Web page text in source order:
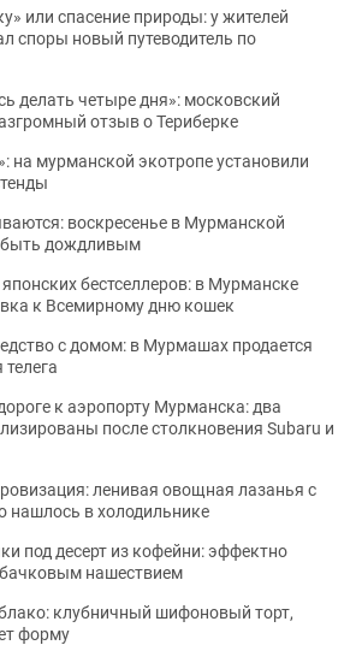
или спасение природы: у жителей
споры новый путеводитель по
делать четыре дня»: московский
отзыв о Териберке
на мурманской экотропе установили
воскресенье в Мурманской
быть дождливым
бестселлеров: в Мурманске
к Всемирному дню кошек
с домом: в Мурмашах продается
к аэропорту Мурманска: два
после столкновения Subaru и
ленивая овощная лазанья с
нашлось в холодильнике
под десерт из кофейни: эффектно
нашествием
клубничный шифоновый торт,
форму